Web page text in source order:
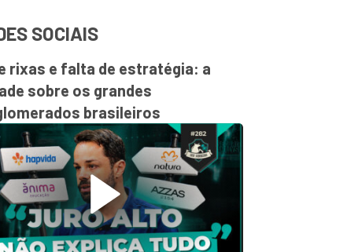
SOCIAIS
rixas e falta de estratégia: a
sobre os grandes
brasileiros